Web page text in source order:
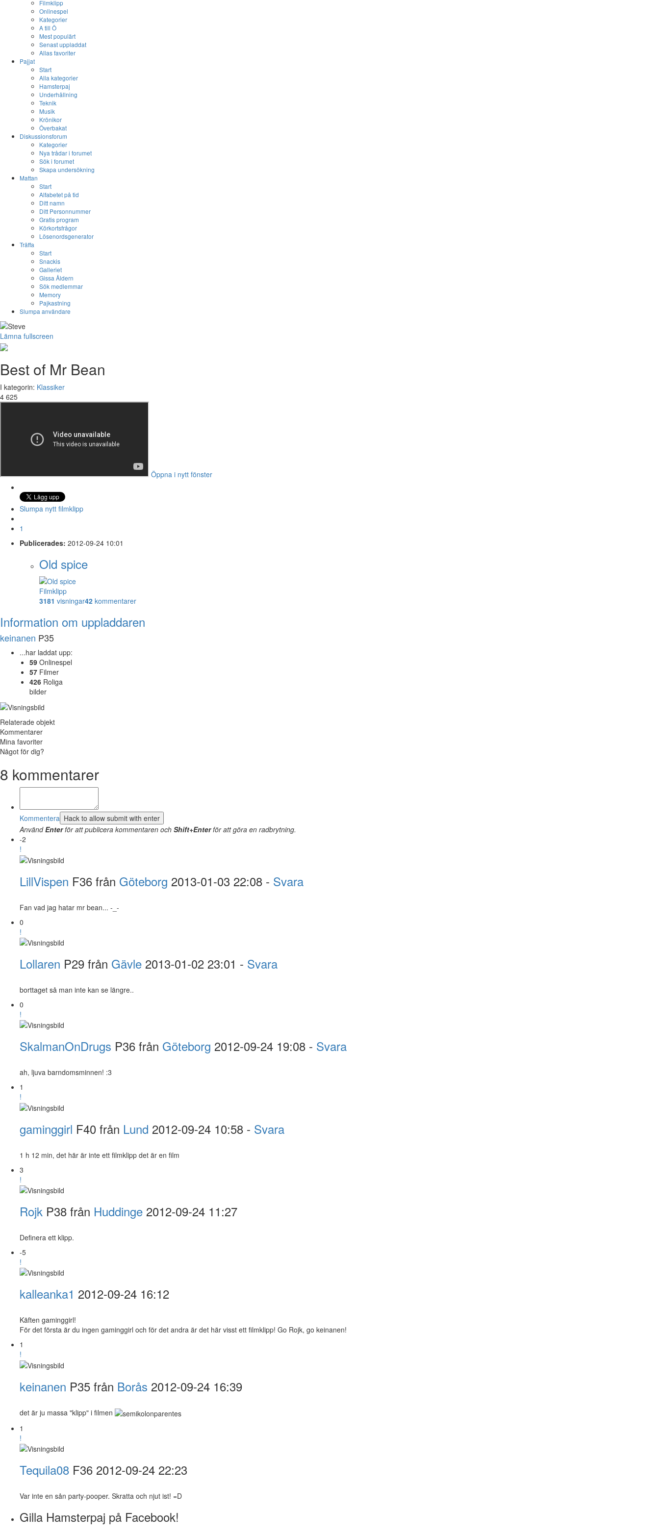
Filmklipp
Onlinespel
Kategorier
A till Ö
Mest populärt
Senast uppladdat
Allas favoriter
Pajjat
Start
Alla kategorier
Hamsterpaj
Underhållning
Teknik
Musik
Krönikor
Överbakat
Diskussionsforum
Kategorier
Nya trådar i forumet
Sök i forumet
Skapa undersökning
Mattan
Start
Alfabetet på tid
Ditt namn
Ditt Personnummer
Gratis program
Körkortsfrågor
Lösenordsgenerator
Träffa
Start
Snackis
Galleriet
Gissa Åldern
Sök medlemmar
Memory
Pajkastning
Slumpa användare
Lämna fullscreen
Best of Mr Bean
I kategorin: Klassiker
4 625
Öppna i nytt fönster
Slumpa nytt filmklipp
1
Publicerades: 2012-09-24 10:01
Old spice
Filmklipp
3181 visningar42 kommentarer
Information om uppladdaren
keinanen P35
...har laddat upp:
59 Onlinespel
57 Filmer
426 Roliga
bilder
Relaterade objekt
Kommentarer
Mina favoriter
Något för dig?
8 kommentarer
Kommentera
AnvändEnterför att publicera kommentaren och Shift+Enterför att göra en radbrytning.
-2
!
LillVispen F36 från Göteborg 2013-01-03 22:08 - Svara
Fan vad jag hatar mr bean... -_-
0
!
Lollaren P29 från Gävle 2013-01-02 23:01 - Svara
borttaget så man inte kan se längre..
0
!
SkalmanOnDrugs P36 från Göteborg 2012-09-24 19:08 - Svara
ah, ljuva barndomsminnen! :3
1
!
gaminggirl F40 från Lund 2012-09-24 10:58 - Svara
1 h 12 min, det här är inte ett filmklipp det är en film
3
!
Rojk P38 från Huddinge 2012-09-24 11:27
Definera ett klipp.
-5
!
kalleanka1 2012-09-24 16:12
Käften gaminggirl!
För det första är du ingen gaminggirl och för det andra är det här visst ett filmklipp! Go Rojk, go keinanen!
1
!
keinanen P35 från Borås 2012-09-24 16:39
det är ju massa "klipp" i filmen
1
!
Tequila08 F36 2012-09-24 22:23
Var inte en sån party-pooper. Skratta och njut ist! =D
Gilla Hamsterpaj på Facebook!